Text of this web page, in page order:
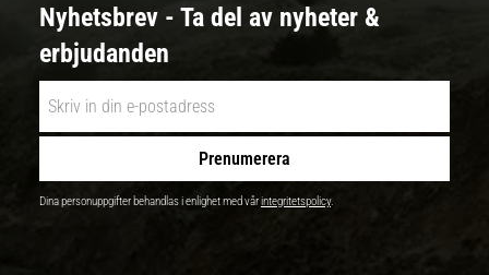
Nyhetsbrev - Ta del av nyheter &
erbjudanden
Prenumerera
Dina personuppgifter behandlas i enlighet med vårintegritetspolicy.